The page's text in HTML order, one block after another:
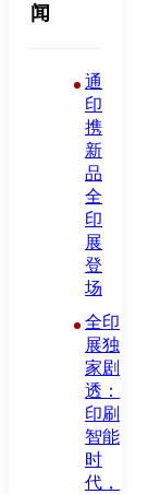
闻
通
印
携
新
品
全
印
展
登
场
全印
展独
家剧
透：
印刷
智能
时
代，